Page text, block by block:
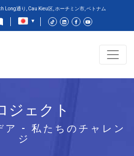
Long通り, Cau Kieu区, ホーチミン市, ベトナム
ジェクト
ア - 私たちのチャレン
ジ